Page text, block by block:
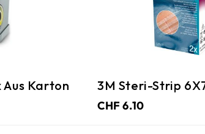
Aus Karton
CHF 6.10